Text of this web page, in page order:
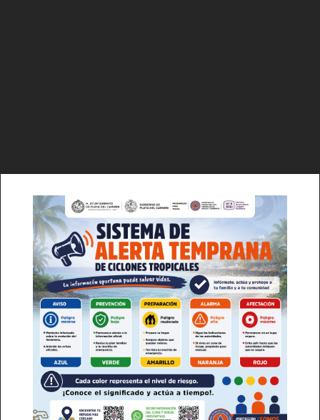
SUSCRÍBETE AHORA
Empresa
Lo + Popular